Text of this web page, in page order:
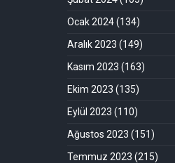
Ocak 2024(134)
Aralık 2023 (149)
Kasım 2023 (163)
Ekim 2023 (135)
Eylül 2023 (110)
Ağustos 2023 (151)
Temmuz 2023 (215)